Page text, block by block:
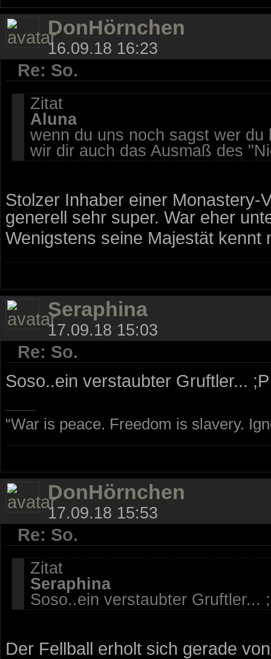
DonHörnchen
16.09.18 16:23
Re: So.
Zitat
Aluna
wenn du uns noch sagst wer
wir dir auch das Ausmaß des
Stolzer Inhaber einer Monastery-
generell sehr super. War eher
Wenigstens seine Majestät kennt
Seraphina
17.09.18 15:03
Re: So.
Soso..ein verstaubter Gruftler...
“War is peace. Freedom is slavery.
DonHörnchen
17.09.18 15:53
Re: So.
Zitat
Seraphina
Soso..ein verstaubter Gruftler...
Der Fellball erholt sich gerade